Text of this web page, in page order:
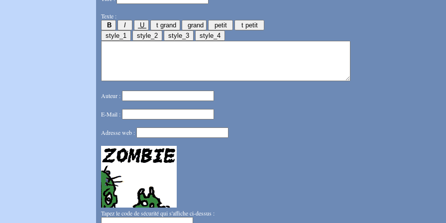
Texte :
Auteur :
E-Mail :
Adresse web :
Tapez le code de sécurité qui s'affiche ci-dessus :